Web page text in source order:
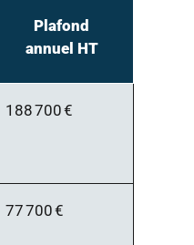
Plafond
annuel HT
188 700 €
77 700 €